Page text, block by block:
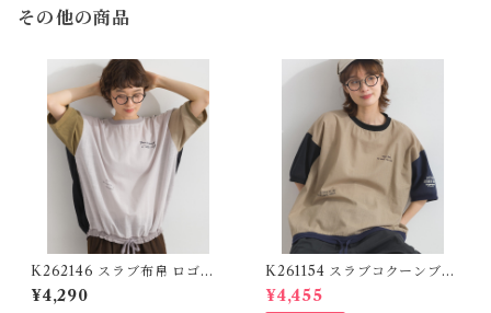
その他の商品
K262146 スラブ布帛 ロゴプ
リントコクーンTブラウス / Sl
ub Cotton Cocoon-Silhoue
¥4,290
K261154 スラブコクーンブラ
ウス / Slub Cocoon Blouse
¥4,455